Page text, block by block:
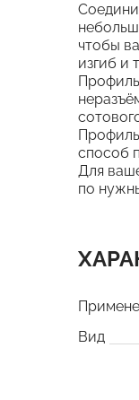
чтобы
изгиб и
способ
Для
по
Вид